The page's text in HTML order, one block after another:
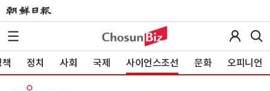
정치 사회 국제 사이언스조선 문화 오피니언